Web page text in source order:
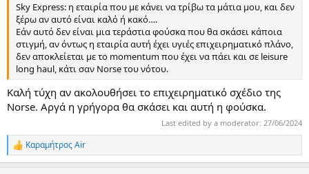
Sky Express: η εταιρία που με κάνει να τρίβω τα μάτια μου, και δεν
ξέρω αν αυτό είναι καλό ή κακό….
Εάν αυτό δεν είναι μια τεράστια φούσκα που θα σκάσει κάποια
στιγμή, αν όντως η εταιρία αυτή έχει υγιές επιχειρηματικό πλάνο,
δεν αποκλείεται με το momentum που έχει να πάει και σε leisure
long haul, κάτι σαν Norse του νότου.
Καλή τύχη αν ακολουθήσει το επιχειρηματικό σχέδιο της
Norse. Αργά η γρήγορα θα σκάσει και αυτή η φούσκα.
Last edited by a moderator: 27/06/2024
R
e
Καραμήτρος Air